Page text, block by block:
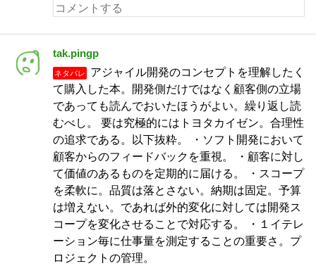
tak.pingp
ネタバレ
アジャイル開発のコンセプトを理解したく
て購入した本。開発側だけではなく顧客側の立場
であっても読んでおいたほうがよい。繰り返し読
むべし。 要は究極的にはトヨタカイゼン。合理性
の追求である。以下抜粋。 ・ソフト開発において
顧客からのフィードバックを重視。 ・顧客に対し
て価値のあるものを定期的に届ける。 ・スコープ
を柔軟に。品質は落とさない。納期は固定。予算
は増えない。であれば外的変化に対しては開発ス
コープを変化させることで対応する。 ・１イテレ
ーション毎に仕事量を測定することの重要さ。プ
ロジェクトの管理。